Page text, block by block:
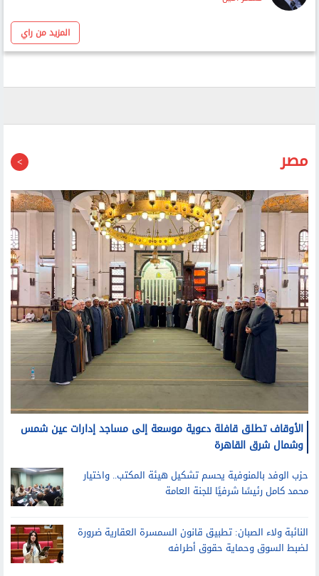
المزيد من راي
مصر
الأوقاف تطلق قافلة دعوية موسعة إلى مساجد إدارات عين شمس
وشمال شرق القاهرة
حزب الوفد بالمنوفية يحسم تشكيل هيئة المكتب.. واختيار
محمد كامل رئيسًا شرفيًا للجنة العامة
النائبة ولاء الصبان: تطبيق قانون السمسرة العقارية ضرورة
لضبط السوق وحماية حقوق أطرافه